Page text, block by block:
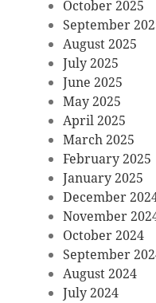
October 2025
September
August 2025
July 2025
June 2025
May 2025
April 2025
March 2025
February 2025
January 2025
December
November
October 2024
September
August 2024
July 2024